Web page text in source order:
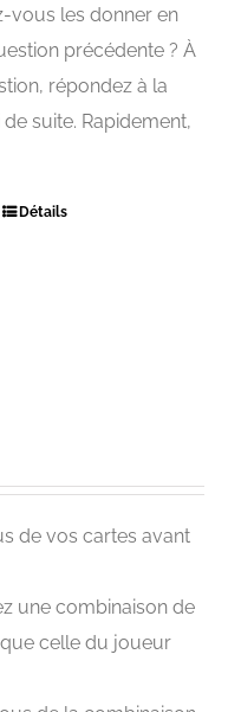
vous les donner en
précédente ? À
répondez à la
suite. Rapidement,
Détails
de vos cartes avant
une combinaison de
celle du joueur